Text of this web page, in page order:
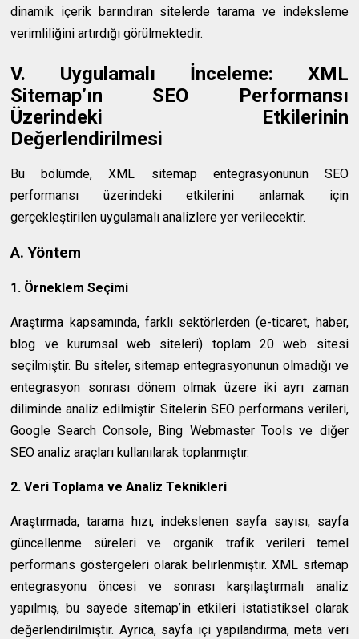
dinamik içerik barındıran sitelerde tarama ve indeksleme
verimliliğini artırdığı görülmektedir.
V. Uygulamalı İnceleme: XML
Sitemap’ın SEO Performansı
Üzerindeki Etkilerinin
Değerlendirilmesi
Bu bölümde, XML sitemap entegrasyonunun SEO
performansı üzerindeki etkilerini anlamak için
gerçekleştirilen uygulamalı analizlere yer verilecektir.
A. Yöntem
1. Örneklem Seçimi
Araştırma kapsamında, farklı sektörlerden (e-ticaret, haber,
blog ve kurumsal web siteleri) toplam 20 web sitesi
seçilmiştir. Bu siteler, sitemap entegrasyonunun olmadığı ve
entegrasyon sonrası dönem olmak üzere iki ayrı zaman
diliminde analiz edilmiştir. Sitelerin SEO performans verileri,
Google Search Console, Bing Webmaster Tools ve diğer
SEO analiz araçları kullanılarak toplanmıştır.
2. Veri Toplama ve Analiz Teknikleri
Araştırmada, tarama hızı, indekslenen sayfa sayısı, sayfa
güncellenme süreleri ve organik trafik verileri temel
performans göstergeleri olarak belirlenmiştir. XML sitemap
entegrasyonu öncesi ve sonrası karşılaştırmalı analiz
yapılmış, bu sayede sitemap’in etkileri istatistiksel olarak
değerlendirilmiştir. Ayrıca, sayfa içi yapılandırma, meta veri